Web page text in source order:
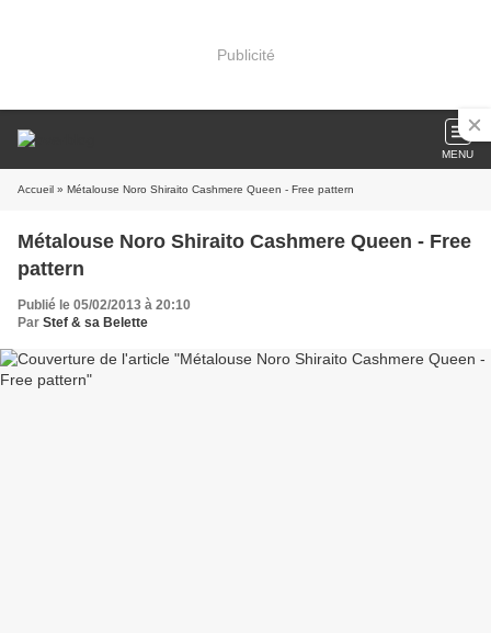
Publicité
MENU
Accueil » Métalouse Noro Shiraito Cashmere Queen - Free pattern
Métalouse Noro Shiraito Cashmere Queen - Free
pattern
Publié le 05/02/2013 à 20:10
Par Stef & sa Belette